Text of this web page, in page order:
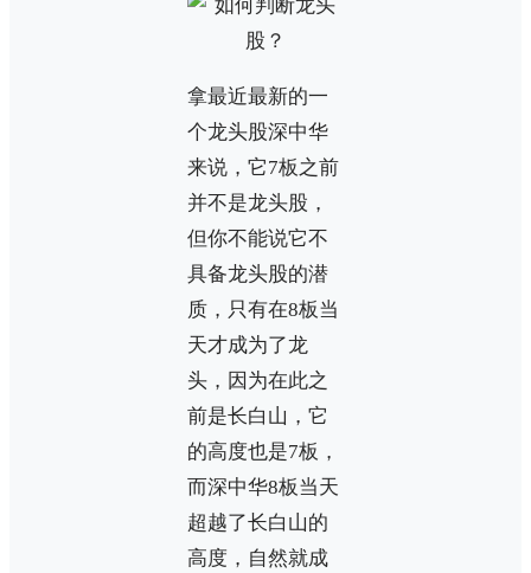
拿最近最新的一
个龙头股深中华
来说，它7板之前
并不是龙头股，
但你不能说它不
具备龙头股的潜
质，只有在8板当
天才成为了龙
头，因为在此之
前是长白山，它
的高度也是7板，
而深中华8板当天
超越了长白山的
高度，自然就成